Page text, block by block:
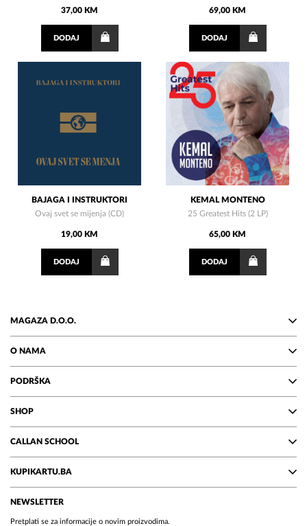
37,00 KM
DODAJ
69,00 KM
DODAJ
BAJAGA I INSTRUKTORI
Ovaj svet se mijenja (CD)
19,00 KM
DODAJ
KEMAL MONTENO
25 Greatest Hits (2 LP)
65,00 KM
DODAJ
MAGAZA D.O.O.
O NAMA
PODRŠKA
SHOP
CALLAN SCHOOL
KUPIKARTU.BA
NEWSLETTER
Pretplati se za informacije o novim proizvodima.